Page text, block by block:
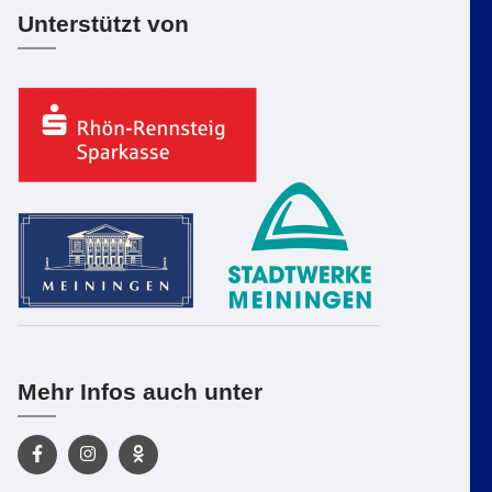
Unterstützt von
Mehr Infos auch unter